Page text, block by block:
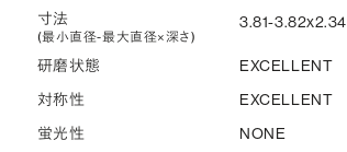
寸法
(最小直径-最大直径×深さ)
3.81-3.82x2.34
研磨状態
EXCELLENT
対称性
EXCELLENT
蛍光性
NONE